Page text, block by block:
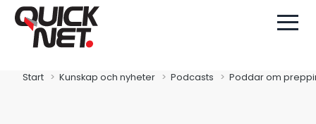
Start Kunskap och nyheter Podcasts Poddar om